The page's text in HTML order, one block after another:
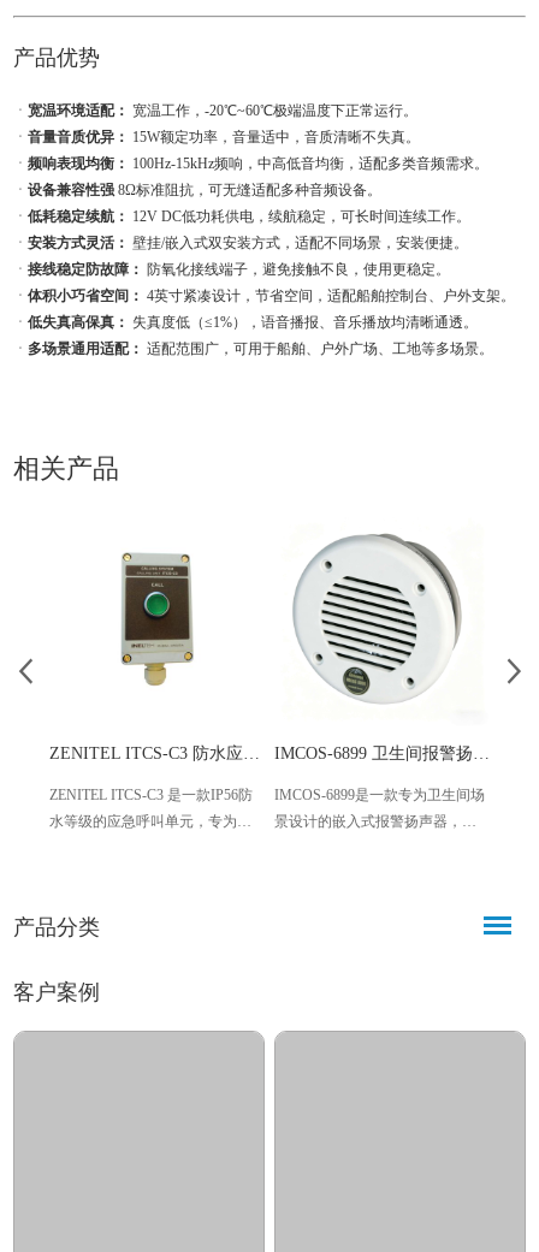
产品优势
ㆍ宽温环境适配： 宽温工作，-20℃~60℃极端温度下正常运行。
ㆍ音量音质优异： 15W额定功率，音量适中，音质清晰不失真。
ㆍ频响表现均衡： 100Hz-15kHz频响，中高低音均衡，适配多类音频需求。
ㆍ设备兼容性强 8Ω标准阻抗，可无缝适配多种音频设备。
ㆍ低耗稳定续航： 12V DC低功耗供电，续航稳定，可长时间连续工作。
ㆍ安装方式灵活： 壁挂/嵌入式双安装方式，适配不同场景，安装便捷。
ㆍ接线稳定防故障： 防氧化接线端子，避免接触不良，使用更稳定。
ㆍ体积小巧省空间： 4英寸紧凑设计，节省空间，适配船舶控制台、户外支架。
ㆍ低失真高保真： 失真度低（≤1%），语音播报、音乐播放均清晰通透。
ㆍ多场景通用适配： 适配范围广，可用于船舶、户外广场、工地等多场景。
相关产品
ZENITEL ITCS-C3 防水应急呼叫单元 冷库船舶专用呼叫设备
ZENITEL ITCS-C3 是一款IP56防
水等级的应急呼叫单元，专为冷
叫系统，可实现稳定、便捷的应
与设备安全。
IMCOS-6899 卫生间报警扬声器 船用级报警喇叭
IMCOS-6899是一款专为卫生间场
景设计的嵌入式报警扬声器，采
装，
产品分类
客户案例